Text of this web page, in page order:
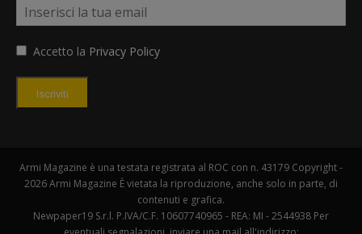
Accetto la Privacy Policy
Iscriviti
Armi Magazine è una testata registrata al ROC con n. 43179 Copyright -
2026 Armi Magazine È vietata la riproduzione, anche solo in parte, di
contenuti e grafica.
Newpaper19 S.r.l. P.IVA/C.F. 10607740965 - REA: MI - 2544938 Per